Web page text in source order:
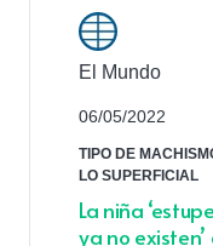
El Mundo
06/05/2022
TIPO DE
LO SUPERFICIAL
La niña
ya no